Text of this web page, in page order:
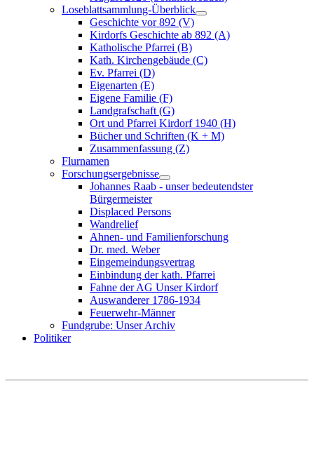
Loseblattsammlung-Überblick
Geschichte vor 892 (V)
Kirdorfs Geschichte ab 892 (A)
Katholische Pfarrei (B)
Kath. Kirchengebäude (C)
Ev. Pfarrei (D)
Eigenarten (E)
Eigene Familie (F)
Landgrafschaft (G)
Ort und Pfarrei Kirdorf 1940 (H)
Bücher und Schriften (K + M)
Zusammenfassung (Z)
Flurnamen
Forschungsergebnisse
Johannes Raab - unser bedeutendster
Bürgermeister
Displaced Persons
Wandrelief
Ahnen- und Familienforschung
Dr. med. Weber
Eingemeindungsvertrag
Einbindung der kath. Pfarrei
Fahne der AG Unser Kirdorf
Auswanderer 1786-1934
Feuerwehr-Männer
Fundgrube: Unser Archiv
Politiker